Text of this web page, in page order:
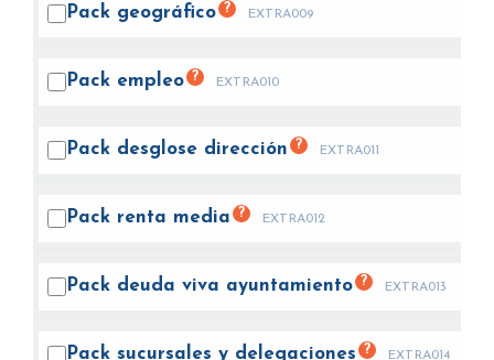
Pack geográfico ? EXTRA009
Pack empleo ? EXTRA010
Pack desglose dirección ? EXTRA011
Pack renta media ? EXTRA012
Pack deuda viva ayuntamiento ? EXTRA013
Pack sucursales y delegaciones ? EXTRA014